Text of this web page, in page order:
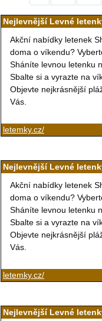
Nejlevnější Levné
Akční nabídky letenek
doma o víkendu?
Sháníte levnou letenku
Sbalte si a vyrazte na
Objevte nejkrásnější
Vás.
letemky.cz/
Nejlevnější Levné
Akční nabídky letenek
doma o víkendu?
Sháníte levnou letenku
Sbalte si a vyrazte na
Objevte nejkrásnější
Vás.
letemky.cz/
Nejlevnější Levné